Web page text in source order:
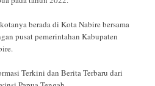
berada di Kota Nabire bersama
pusat pemerintahan Kabupaten
Terkini dan Berita Terbaru dari